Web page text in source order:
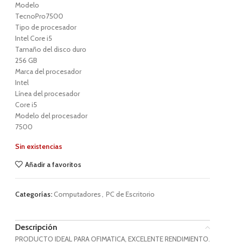
Modelo
TecnoPro7500
Tipo de procesador
Intel Core i5
Tamaño del disco duro
256 GB
Marca del procesador
Intel
Línea del procesador
Core i5
Modelo del procesador
7500
Sin existencias
Añadir a favoritos
Categorías:Computadores, PC de Escritorio
Descripción
PRODUCTO IDEAL PARA OFIMATICA, EXCELENTE RENDIMIENTO.